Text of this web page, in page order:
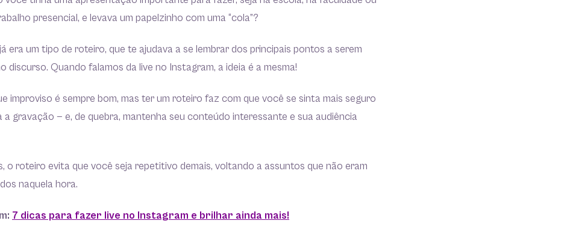
presencial, e levava um papelzinho com uma “cola”?
era um tipo de roteiro, que te ajudava a se lembrar dos principais pontos a serem
discurso. Quando falamos da live no Instagram, a ideia é a mesma!
improviso é sempre bom, mas ter um roteiro faz com que você se sinta mais seguro
a gravação — e, de quebra, mantenha seu conteúdo interessante e sua audiência
o roteiro evita que você seja repetitivo demais, voltando a assuntos que não eram
naquela hora.
7 dicas para fazer live no Instagram e brilhar ainda mais!